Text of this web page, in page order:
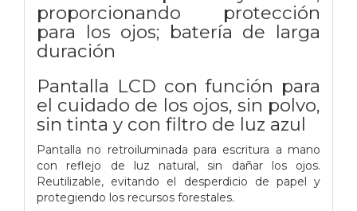
proporcionando protección
para los ojos; batería de larga
duración
Pantalla LCD con función para
el cuidado de los ojos, sin polvo,
sin tinta y con filtro de luz azul
Pantalla no retroiluminada para escritura a mano
con reflejo de luz natural, sin dañar los ojos.
Reutilizable, evitando el desperdicio de papel y
protegiendo los recursos forestales.